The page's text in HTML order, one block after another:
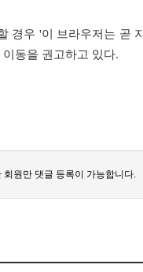
경우 '이 브라우저는 곧
동을 권고하고 있다.
회원만 댓글 등록이 가능합니다.